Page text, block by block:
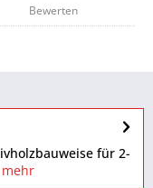
Bewerten
für 2-
mehr